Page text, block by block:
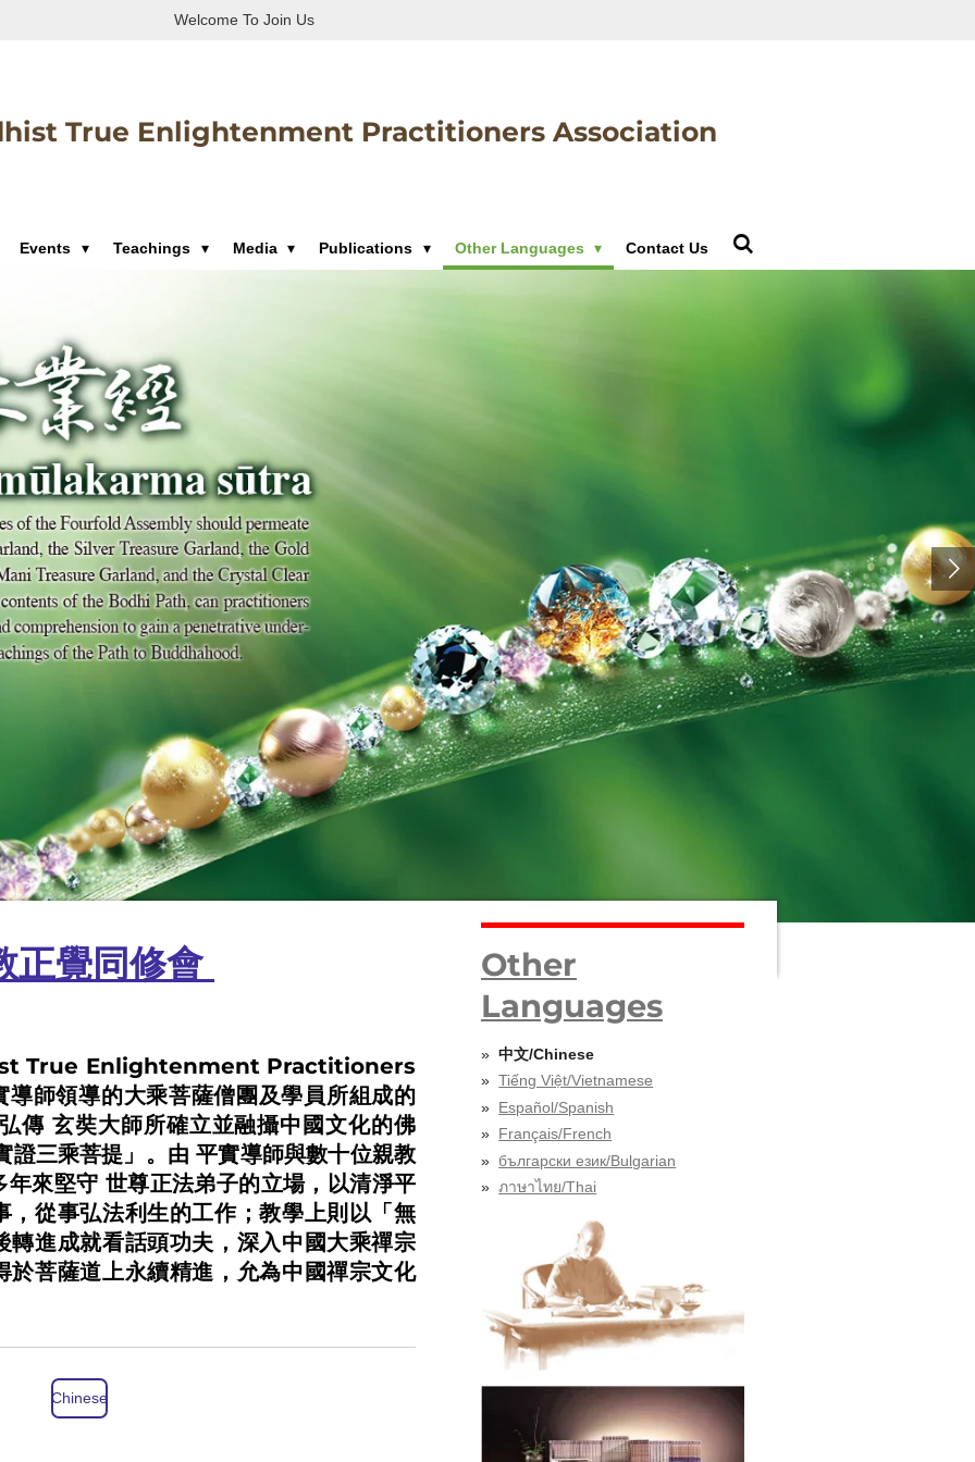
Welcome To Join Us
True Enlightenment Practitioners Association
Events Teachings Media Publications Other Languages Contact Us
正覺同修會
True Enlightenment Practitioners
師領導的大乘菩薩僧團及學員所組成的
傳 玄奘大師所確立並融攝中國文化的佛
證三乘菩提」。由 平實導師與數十位親教
來堅守 世尊正法弟子的立場，以清淨平
，從事弘法利生的工作；教學上則以「無
轉進成就看話頭功夫，深入中國大乘禪宗
於菩薩道上永續精進，允為中國禪宗文化
Chinese
Other
Languages
中文/Chinese
Tiếng Việt/Vietnamese
Español/Spanish
Français/French
български език/Bulgarian
ภาษาไทย/Thai